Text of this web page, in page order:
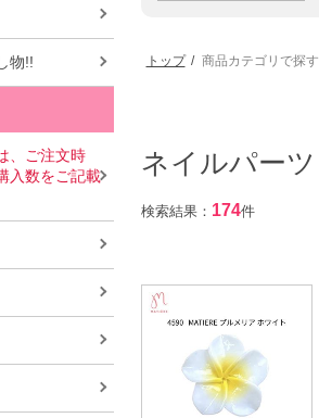
物!!
、ご注文時
入数をご記載
トップ 商品カテゴリで探す
ネイルパーツ
検索結果： 174件